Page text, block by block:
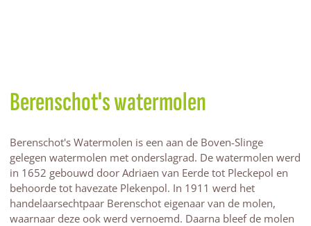
Berenschot's watermolen
Berenschot's Watermolen is een aan de Boven-Slinge
gelegen watermolen met onderslagrad. De watermolen werd
in 1652 gebouwd door Adriaen van Eerde tot Pleckepol en
behoorde tot havezate Plekenpol. In 1911 werd het
handelaarsechtpaar Berenschot eigenaar van de molen,
waarnaar deze ook werd vernoemd. Daarna bleef de molen